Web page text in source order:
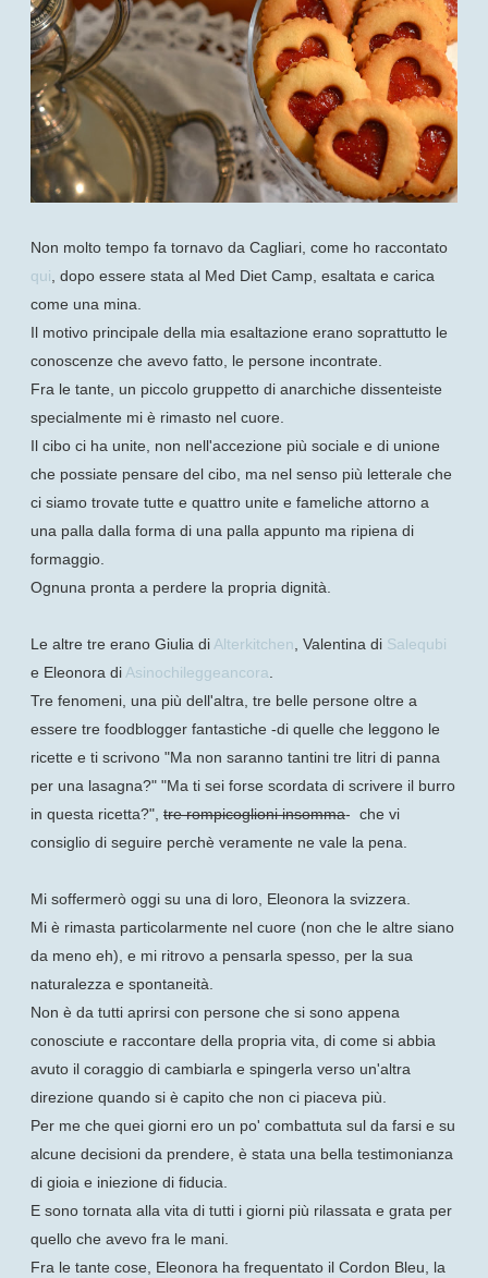
Non molto tempo fa tornavo da Cagliari, come ho raccontato
qui , dopo essere stata al Med Diet Camp, esaltata e carica
come una mina.
Il motivo principale della mia esaltazione erano soprattutto le
conoscenze che avevo fatto, le persone incontrate.
Fra le tante, un piccolo gruppetto di anarchiche dissenteiste
specialmente mi è rimasto nel cuore.
Il cibo ci ha unite, non nell'accezione più sociale e di unione
che possiate pensare del cibo, ma nel senso più letterale che
ci siamo trovate tutte e quattro unite e fameliche attorno a
una palla dalla forma di una palla appunto ma ripiena di
formaggio.
Ognuna pronta a perdere la propria dignità.
Le altre tre erano Giulia di Alterkitchen , Valentina di Salequbi
e Eleonora di Asinochileggeancora
Tre fenomeni, una più dell'altra, tre belle persone oltre a
essere tre foodblogger fantastiche -di quelle che leggono le
ricette e ti scrivono "Ma non saranno tantini tre litri di panna
per una lasagna?" "Ma ti sei forse scordata di scrivere il burro
in questa ricetta?", tre rompicoglioni insomma- che vi
consiglio di seguire perchè veramente ne vale la pena.
Mi soffermerò oggi su una di loro, Eleonora la svizzera.
Mi è rimasta particolarmente nel cuore (non che le altre siano
da meno eh), e mi ritrovo a pensarla spesso, per la sua
naturalezza e spontaneità.
Non è da tutti aprirsi con persone che si sono appena
conosciute e raccontare della propria vita, di come si abbia
avuto il coraggio di cambiarla e spingerla verso un'altra
direzione quando si è capito che non ci piaceva più.
Per me che quei giorni ero un po' combattuta sul da farsi e su
alcune decisioni da prendere, è stata una bella testimonianza
di gioia e iniezione di fiducia.
E sono tornata alla vita di tutti i giorni più rilassata e grata per
quello che avevo fra le mani.
Fra le tante cose, Eleonora ha frequentato il Cordon Bleu, la